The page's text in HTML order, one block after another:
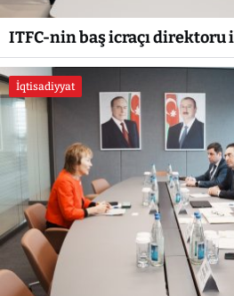
ITFC-nin baş icraçı direktoru
İqtisadiyyat